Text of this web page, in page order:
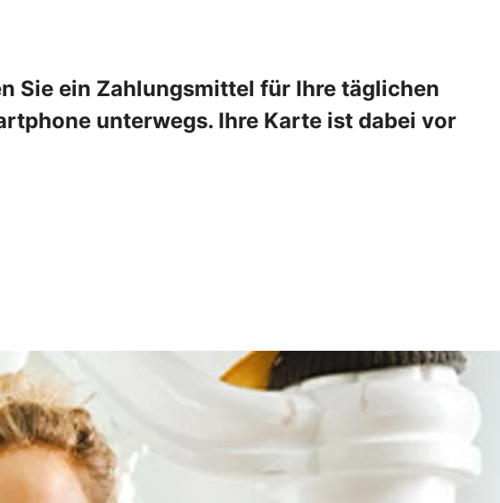
Sie ein Zahlungsmittel für Ihre täglichen
unterwegs. Ihre Karte ist dabei vor